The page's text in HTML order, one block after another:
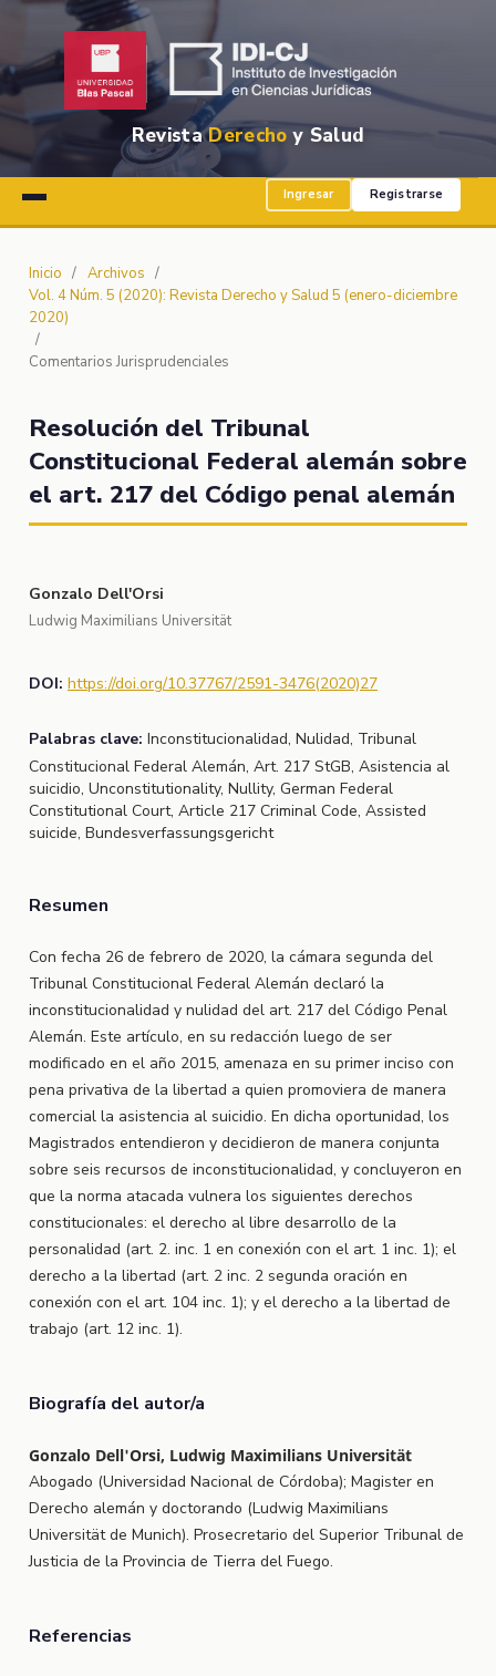
RevistaDerecho y Salud
Ingresar Registrarse
Inicio / Archivos /
Vol. 4 Núm. 5 (2020): Revista Derecho y Salud 5 (enero-diciembre
2020)
/
Comentarios Jurisprudenciales
Resolución del Tribunal
Constitucional Federal alemán sobre
el art. 217 del Código penal alemán
Gonzalo Dell'Orsi
Ludwig Maximilians Universität
DOI: https://doi.org/10.37767/2591-3476(2020)27
Palabras clave: Inconstitucionalidad, Nulidad, Tribunal
Constitucional Federal Alemán, Art. 217 StGB, Asistencia al
suicidio, Unconstitutionality, Nullity, German Federal
Constitutional Court, Article 217 Criminal Code, Assisted
suicide, Bundesverfassungsgericht
Resumen
Con fecha 26 de febrero de 2020, la cámara segunda del
Tribunal Constitucional Federal Alemán declaró la
inconstitucionalidad y nulidad del art. 217 del Código Penal
Alemán. Este artículo, en su redacción luego de ser
modificado en el año 2015, amenaza en su primer inciso con
pena privativa de la libertad a quien promoviera de manera
comercial la asistencia al suicidio. En dicha oportunidad, los
Magistrados entendieron y decidieron de manera conjunta
sobre seis recursos de inconstitucionalidad, y concluyeron en
que la norma atacada vulnera los siguientes derechos
constitucionales: el derecho al libre desarrollo de la
personalidad (art. 2. inc. 1 en conexión con el art. 1 inc. 1); el
derecho a la libertad (art. 2 inc. 2 segunda oración en
conexión con el art. 104 inc. 1); y el derecho a la libertad de
trabajo (art. 12 inc. 1).
Biografía del autor/a
Gonzalo Dell'Orsi, Ludwig Maximilians Universität
Abogado (Universidad Nacional de Córdoba); Magister en
Derecho alemán y doctorando (Ludwig Maximilians
Universität de Munich). Prosecretario del Superior Tribunal de
Justicia de la Provincia de Tierra del Fuego.
Referencias